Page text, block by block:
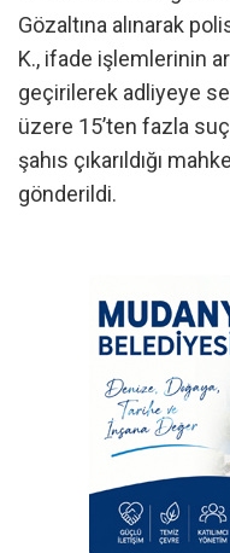
Gözaltına alınarak
K., ifade işlemlerinin
geçirilerek adliyeye
üzere 15’ten fazla
şahıs çıkarıldığı
gönderildi.